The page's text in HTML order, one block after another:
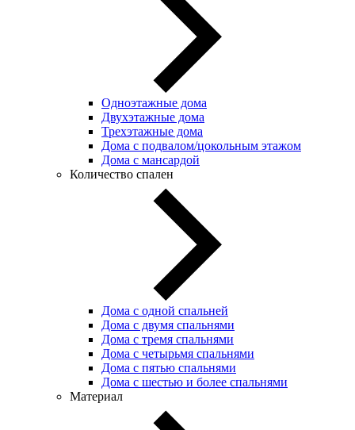
Одноэтажные дома
Двухэтажные дома
Трехэтажные дома
Дома с подвалом/цокольным этажом
Дома с мансардой
Количество спален
Дома с одной спальней
Дома с двумя спальнями
Дома с тремя спальнями
Дома с четырьмя спальнями
Дома с пятью спальнями
Дома с шестью и более спальнями
Материал